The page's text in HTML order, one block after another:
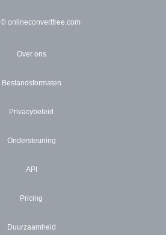
© onlineconvertfree.com
Over ons
Bestandsformaten
Privacybeleid
Ondersteuning
API
Pricing
Duurzaamheid